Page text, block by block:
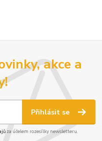
akce a
Přihlásit se
za účelem rozesílky newsletteru.